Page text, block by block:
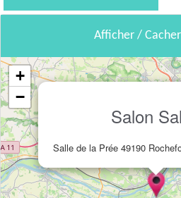
Afficher /
Salon
Salle de la Prée 49190
+
−